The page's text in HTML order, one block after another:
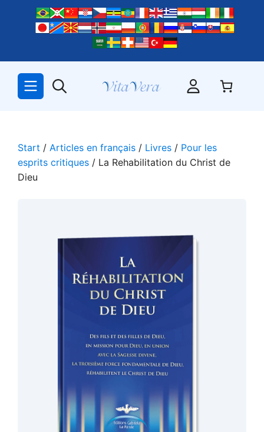
springen
Start / Articles en français / Livres / Pour les
esprits critiques / La Rehabilitation du Christ de
Dieu